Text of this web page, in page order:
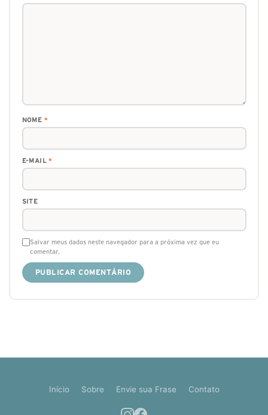
NOME *
E-MAIL*
SITE
Salvar meus dados neste navegador para a próxima vez que eu
comentar.
Início Sobre Envie sua Frase Contato